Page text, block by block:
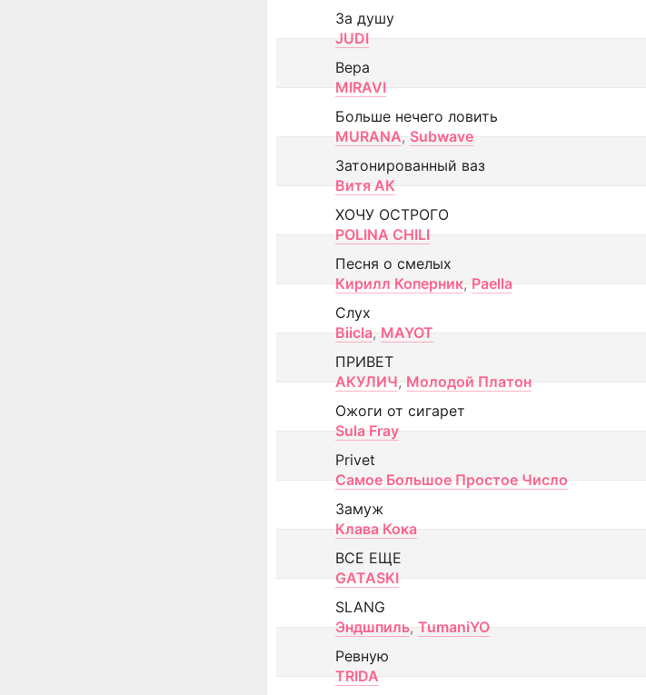
За душу
JUDI
Вера
MIRAVI
Больше нечего ловить
MURANA, Subwave
Затонированный ваз
Витя АК
ХОЧУ ОСТРОГО
POLINA CHILI
Песня о смелых
Кирилл Коперник, Paella
Слух
Biicla, MAYOT
ПРИВЕТ
АКУЛИЧ, Молодой Платон
Ожоги от сигарет
Sula Fray
Privet
Самое Большое Простое Число
Замуж
Клава Кока
ВСЕ ЕЩЕ
GATASKI
SLANG
Эндшпиль, TumaniYO
Ревную
TRIDA